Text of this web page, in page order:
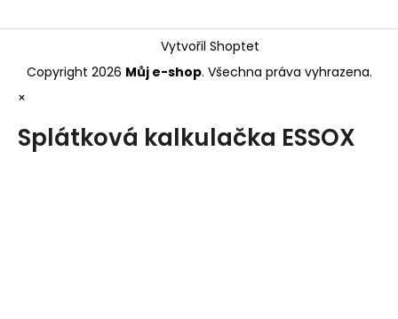
Vytvořil Shoptet
Copyright 2026 Můj e-shop. Všechna práva vyhrazena.
×
Splátková kalkulačka ESSOX